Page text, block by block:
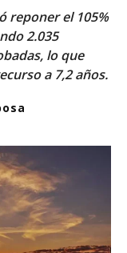
reponer el 105%
2.035
lo que
a 7,2 años.